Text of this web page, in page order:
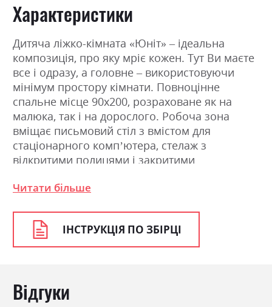
Характеристики
Дитяча ліжко-кімната «Юніт» – ідеальна
композиція, про яку мріє кожен. Тут Ви маєте
все і одразу, а головне – використовуючи
мінімум простору кімнати. Повноцінне
спальне місце 90х200, розраховане як на
малюка, так і на дорослого. Робоча зона
вміщає письмовий стіл з вмістом для
стаціонарного комп’ютера, стелаж з
відкритими полицями і закритими
Ідеальний вибір для маленьких кімнат, а
набридне. Матеріал: ДСП ламінована 16 мм і
22 мм. Виробник Kronospan. Край PCV. Петлі:
Hafele. Напрямні телескопічні для повного
Фабрика:
Читати більше
ІНСТРУКЦІЯ ПО ЗБІРЦІ
Відгуки